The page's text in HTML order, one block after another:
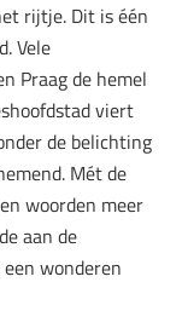
rijtje. Dit is één
Vele
Praag de hemel
viert
de belichting
Mét de
woorden meer
aan de
wonderen